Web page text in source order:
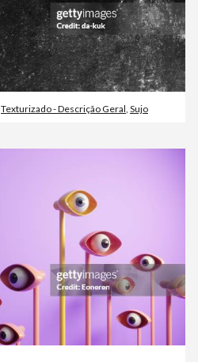
Texturizado - Descrição Geral Sujo